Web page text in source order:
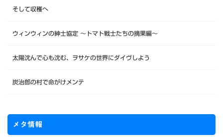
そして収穫へ
ウィンウィンの紳士協定 〜トマト戦士たちの摘果編〜
太陽沈んで心も沈む、ヲサケの世界にダイヴしよう
炭治郎の村で命がけメンテ
メタ情報